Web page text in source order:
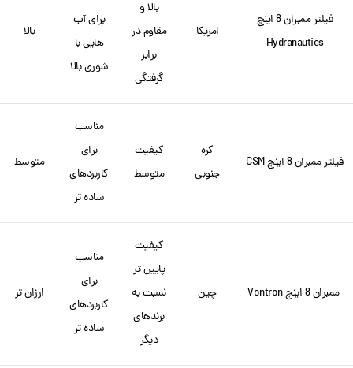
فیلتر ممبران 8 اینچ
Hydranautics
امریکا
بالا و
مقاوم در
برابر
گرفتگی
برای آب
هایی با
شوری بالا
بالا
فیلتر ممبران 8 اینچ CSM
کره
جنوبی
کیفیت
متوسط
مناسب
برای
کاربردهای
ساده تر
متوسط
ممبران 8 اینچ Vontron چین
کیفیت
پایین تر
نسبت به
برندهای
دیگر
مناسب
برای
کاربردهای
ساده تر
ارزان تر